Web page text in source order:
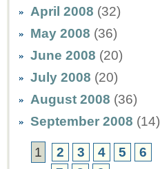
April 2008 (32)
May 2008 (36)
June 2008 (20)
July 2008 (20)
August 2008 (36)
September 2008 (14)
1 2 3 4 5
6